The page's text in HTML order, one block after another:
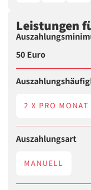
Leistungen
50 Euro
2 X PRO MONAT
Auszahlungsart
MANUELL